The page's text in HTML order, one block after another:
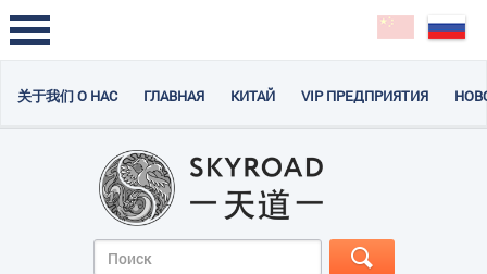
关于我们 О НАС ГЛАВНАЯ КИТАЙ VIP ПРЕДПРИЯТИЯ